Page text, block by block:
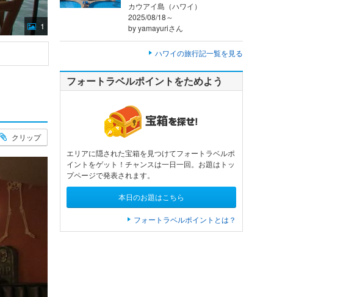
1
クリップ
カウアイ島（ハワイ）
2025/08/18～
by yamayuriさん
ハワイの旅行記一覧を見る
フォートラベルポイントをためよう
エリアに隠された宝箱を見つけてフォートラベルポ
イントをゲット！チャンスは一日一回。お題はトッ
プページで発表されます。
本日のお題はこちら
フォートラベルポイントとは？